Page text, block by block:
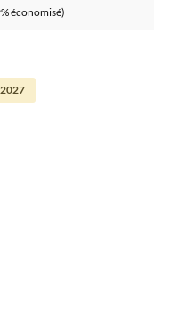
économisé)